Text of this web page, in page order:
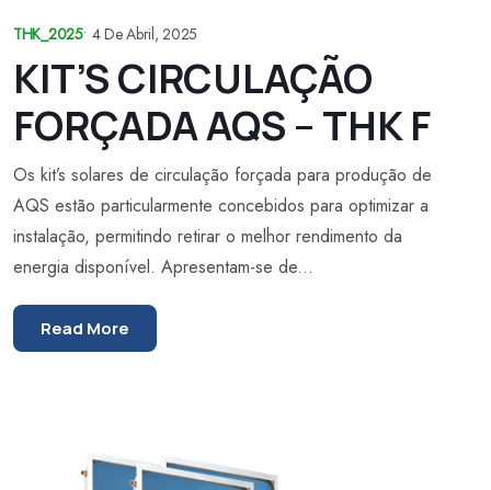
THK_2025• 4 De Abril, 2025
KIT’S CIRCULAÇÃO
FORÇADA AQS – THK F
Os kit’s solares de circulação forçada para produção de
AQS estão particularmente concebidos para optimizar a
instalação, permitindo retirar o melhor rendimento da
energia disponível. Apresentam-se de...
Read More